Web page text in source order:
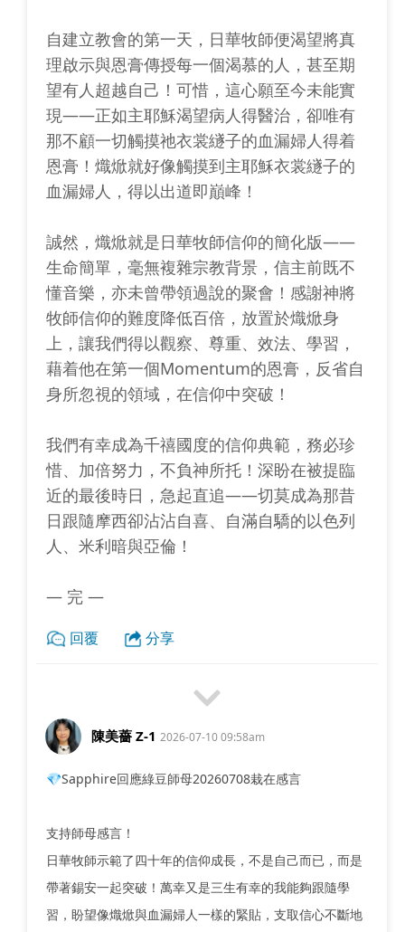
自建立教會的第一天，日華牧師便渴望將真
理啟示與恩膏傳授每一個渴慕的人，甚至期
望有人超越自己！可惜，這心願至今未能實
現——正如主耶穌渴望病人得醫治，卻唯有
那不顧一切觸摸祂衣裳繸子的血漏婦人得着
恩膏！熾焮就好像觸摸到主耶穌衣裳繸子的
血漏婦人，得以出道即巔峰！
誠然，熾焮就是日華牧師信仰的簡化版——
生命簡單，毫無複雜宗教背景，信主前既不
懂音樂，亦未曾帶領過說的聚會！感謝神將
牧師信仰的難度降低百倍，放置於熾焮身
上，讓我們得以觀察、尊重、效法、學習，
藉着他在第一個Momentum的恩膏，反省自
身所忽視的領域，在信仰中突破！
我們有幸成為千禧國度的信仰典範，務必珍
惜、加倍努力，不負神所托！深盼在被提臨
近的最後時日，急起直追——切莫成為那昔
日跟隨摩西卻沾沾自喜、自滿自驕的以色列
人、米利暗與亞倫！
— 完 —
回覆 分享
陳美薔 Z-1 2026-07-10 09:58am
💎Sapphire回應綠豆師母20260708栽在感言
支持師母感言！
日華牧師示範了四十年的信仰成長，不是自己而已，而是
帶著錫安一起突破！萬幸又是三生有幸的我能夠跟隨學
習，盼望像熾焮與血漏婦人一樣的緊貼，支取信心不斷地